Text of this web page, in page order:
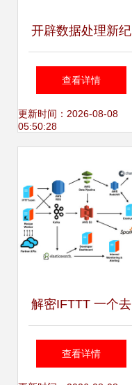
开辟数据处理新纪
元 智能门禁解决方
案的未来之路
查看详情
更新时间：2026-08-08
05:50:28
解密IFTTT 一个去
中心化的轻量级数
查看详情